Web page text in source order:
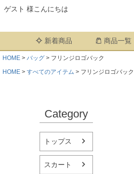
ゲスト 様こんにちは
新着商品 商品一覧
HOME バッグ
フリンジロゴバック
HOME
すべてのアイテム フリンジロゴバック
Category
トップス
スカート